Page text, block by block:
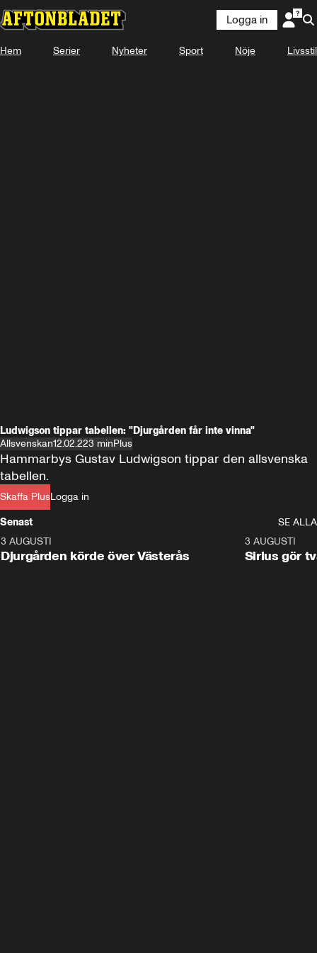
Logga in
Hem Serier Nyheter Sport Nöje Livsstil
Ludwigson tippar tabellen: "Djurgården får inte vinna"
Allsvenskan12.02.223 minPlus
Skaffa PlusLogga in
Hammarbys Gustav Ludwigson tippar den allsvenska
tabellen.
Senast
SE ALLA
3 AUGUSTI
Djurgården körde över Västerås
3 AUGUSTI
Sirius gör